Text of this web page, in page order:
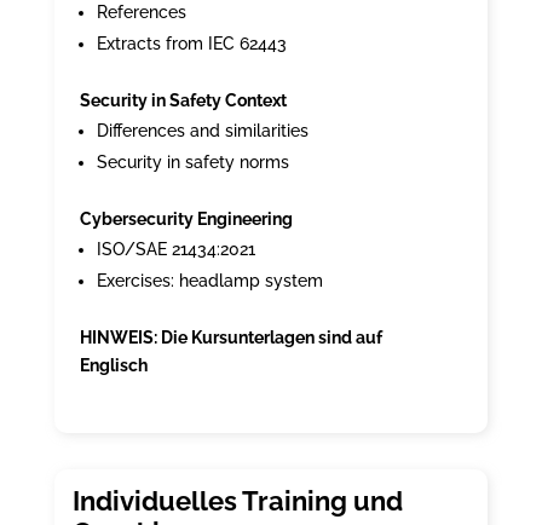
References
Extracts from IEC 62443
Security in Safety Context
Differences and similarities
Security in safety norms
Cybersecurity Engineering
ISO/SAE 21434:2021
Exercises: headlamp system
HINWEIS: Die Kursunterlagen sind auf
Englisch